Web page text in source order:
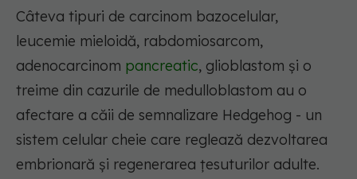
Câteva tipuri de carcinom bazocelular,
leucemie mieloidă, rabdomiosarcom,
adenocarcinom pancreatic, glioblastom și o
treime din cazurile de medulloblastom au o
afectare a căii de semnalizare Hedgehog - un
sistem celular cheie care reglează dezvoltarea
embrionară și regenerarea țesuturilor adulte.